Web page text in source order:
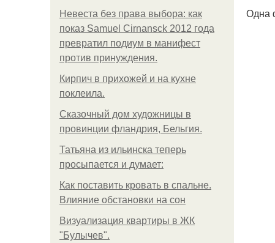
Невеста без права выбора: как
показ Samuel Cirnansck 2012 года
превратил подиум в манифест
против принуждения.
Кирпич в прихожей и на кухне
поклеила.
Сказочный дом художницы в
провинции фландрия, Бельгия.
Татьяна из ильинска теперь
просыпается и думает:
Как поставить кровать в спальне.
Влияние обстановки на сон
Визуализация квартиры в ЖК
"Булычев".
Одна